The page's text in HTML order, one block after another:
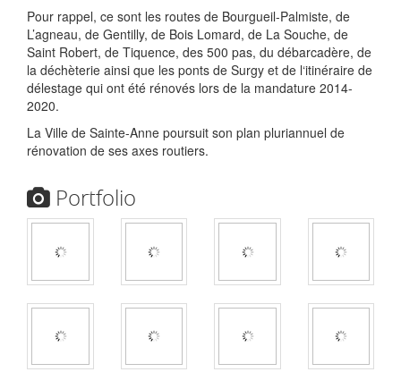
Pour rappel, ce sont les routes de Bourgueil-Palmiste, de
L’agneau, de Gentilly, de Bois Lomard, de La Souche, de
Saint Robert, de Tiquence, des 500 pas, du débarcadère, de
la déchèterie ainsi que les ponts de Surgy et de l‘itinéraire de
délestage qui ont été rénovés lors de la mandature 2014-
2020.
La Ville de Sainte-Anne poursuit son plan pluriannuel de
rénovation de ses axes routiers.
Portfolio